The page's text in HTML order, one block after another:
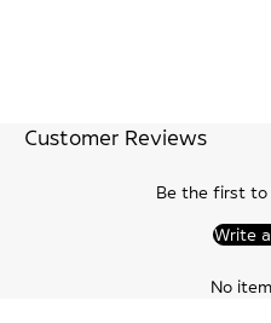
Customer Reviews
Be the first
Write
No